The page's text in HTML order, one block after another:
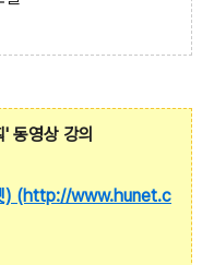
동영상 강의
) (http://www.hunet.c